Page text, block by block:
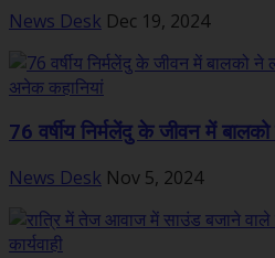
News Desk Dec 19, 2024
76 वर्षीय निर्मलेंदु के जीवन में
News Desk Nov 5, 2024